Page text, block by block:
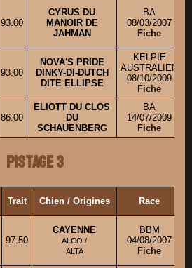
93.00
CYRUS DU
MANOIR DE
JAHMAN
BA
08/03/2007
Fiche
93.00
NOVA'S PRIDE
DINKY-DI-DUTCH
DITE ELLIPSE
KELPIE
AUSTRALIEN
08/10/2009
Fiche
86.00
ELIOTT DU CLOS
DU
SCHAUENBERG
BA
14/07/2009
Fiche
Pistage 3
Trait Chien / Origines Race
97.50
CAYENNE
ALCO /
ALTA
BBM
04/08/2007
Fiche